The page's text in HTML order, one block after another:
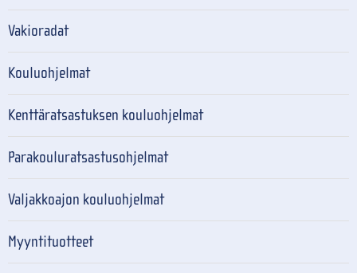
Vakioradat
Kouluohjelmat
Kenttäratsastuksen kouluohjelmat
Parakouluratsastusohjelmat
Valjakkoajon kouluohjelmat
Myyntituotteet